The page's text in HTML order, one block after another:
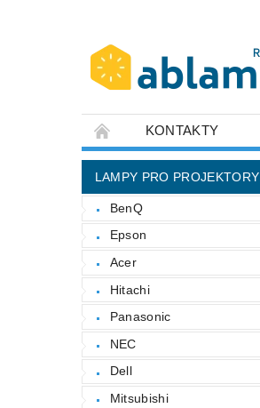
KONTAKTY
LAMPY PRO PROJEKTORY
BenQ
Epson
Acer
Hitachi
Panasonic
NEC
Dell
Mitsubishi